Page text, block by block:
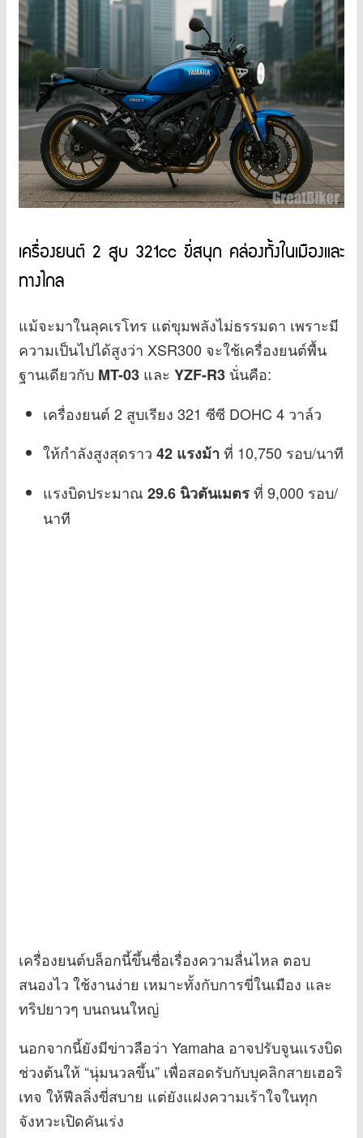
เครื่องยนต์ 2 สูบ 321cc ขี่สนุก คล่องทั้งในเมืองและ
ทางไกล
แม้จะมาในลุคเรโทร แต่ขุมพลังไม่ธรรมดา เพราะมี
ความเป็นไปได้สูงว่า XSR300 จะใช้เครื่องยนต์พื้น
ฐานเดียวกับ MT-03 และ YZF-R3 นั่นคือ:
เครื่องยนต์ 2 สูบเรียง 321 ซีซี DOHC 4 วาล์ว
ให้กำลังสูงสุดราว 42 แรงม้าที่ 10,750 รอบ/นาที
แรงบิดประมาณ 29.6 นิวตันเมตรที่ 9,000 รอบ/
นาที
เครื่องยนต์บล็อกนี้ขึ้นชื่อเรื่องความลื่นไหล ตอบ
สนองไว ใช้งานง่าย เหมาะทั้งกับการขี่ในเมือง และ
ทริปยาวๆ บนถนนใหญ่
นอกจากนี้ยังมีข่าวลือว่า Yamaha อาจปรับจูนแรงบิด
ช่วงต้นให้ “นุ่มนวลขึ้น” เพื่อสอดรับกับบุคลิกสายเฮอริ
เทจ ให้ฟีลลิ่งขี่สบาย แต่ยังแฝงความเร้าใจในทุก
จังหวะเปิดคันเร่ง